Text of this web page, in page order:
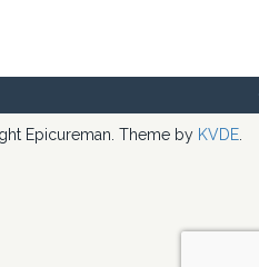
Epicureman. Theme by KVDE.